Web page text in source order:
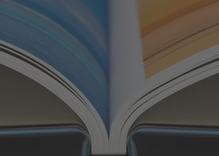
Rilegatura classica a libro
Nella rilegatura classica a libro le pagine interne e i
due risguardi vengono rilegati con colla di alta